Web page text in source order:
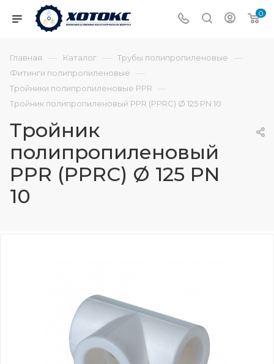
0
Главная — Каталог — Трубы полипропиленовые —
Фитинги полипропиленовые —
Тройники полипропиленовые PPR —
Тройник полипропиленовый PPR (PPRC) Ø 125 PN 10
Тройник
полипропиленовый
PPR (PPRC) Ø 125 PN
10